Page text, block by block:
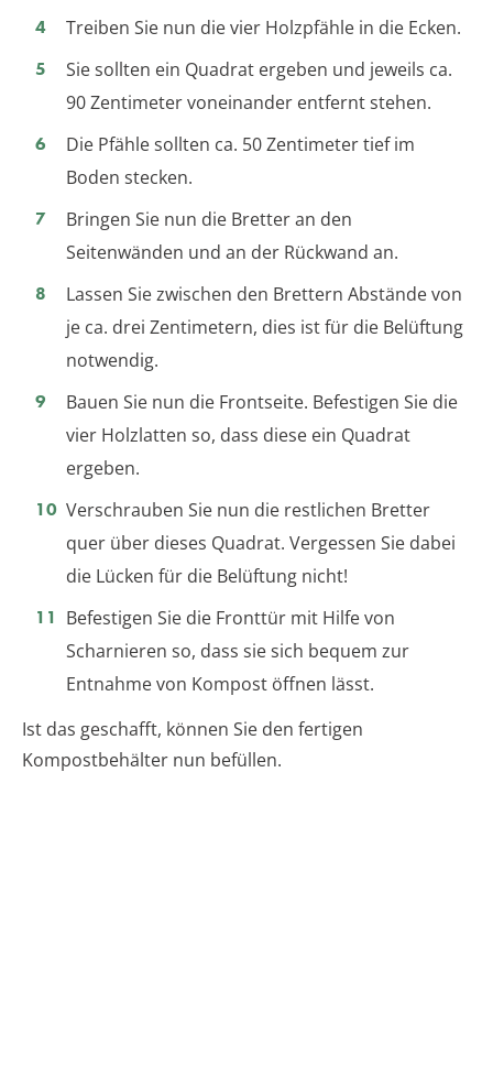
Treiben Sie nun die vier Holzpfähle in die Ecken.
Sie sollten ein Quadrat ergeben und jeweils ca.
90 Zentimeter voneinander entfernt stehen.
Die Pfähle sollten ca. 50 Zentimeter tief im
Boden stecken.
Bringen Sie nun die Bretter an den
Seitenwänden und an der Rückwand an.
Lassen Sie zwischen den Brettern Abstände von
je ca. drei Zentimetern, dies ist für die Belüftung
notwendig.
Bauen Sie nun die Frontseite. Befestigen Sie die
vier Holzlatten so, dass diese ein Quadrat
ergeben.
Verschrauben Sie nun die restlichen Bretter
quer über dieses Quadrat. Vergessen Sie dabei
die Lücken für die Belüftung nicht!
Befestigen Sie die Fronttür mit Hilfe von
Scharnieren so, dass sie sich bequem zur
Entnahme von Kompost öffnen lässt.
Ist das geschafft, können Sie den fertigen
Kompostbehälter nun befüllen.